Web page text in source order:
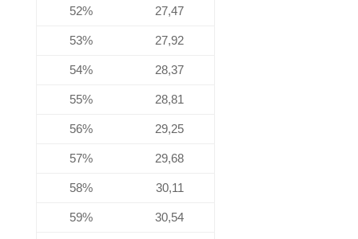
52% 27,47
53% 27,92
54% 28,37
55% 28,81
56% 29,25
57% 29,68
58% 30,11
59% 30,54